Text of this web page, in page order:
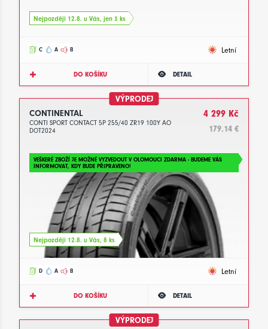
Nejpozději 12.8. u Vás, jen 3 ks
C A B Letní
DO KOŠÍKU DETAIL
VÝPRODEJ
CONTINENTAL
CONTI SPORT CONTACT 5P 255/40 ZR19 100Y AO
DOT2024
4 299 Kč
179.14 €
VEŠKERÉ ZBOŽÍ JE MOŽNÉ VYZVEDOUT V OLOMOUCI ZDARMA - BUDEME VÁS
INFORMOVAT, KDY BUDE PŘIPRAVENO!
Nejpozději 12.8. u Vás, 8 ks
D A B Letní
DO KOŠÍKU DETAIL
VÝPRODEJ